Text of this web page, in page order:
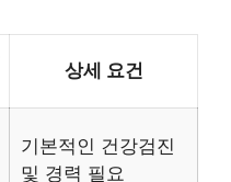
상세 요건
기본적인 건강검진
및 경력 필요